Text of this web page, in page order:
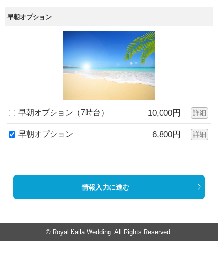
早朝オプション
早朝オプション（7時台） 10,000円 詳細
早朝オプション 6,800円 詳細
情報入力に進む
© Royal Kaila Wedding. All Rights Reserved.